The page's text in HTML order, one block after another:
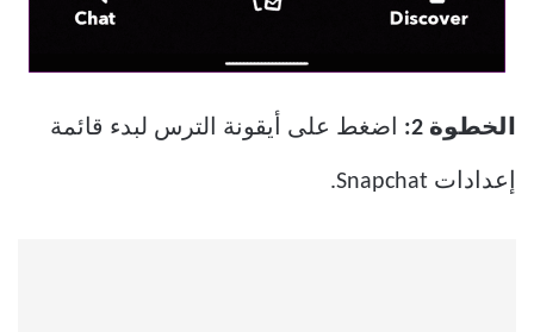
الخطوة 2: اضغط على أيقونة الترس لبدء قائمة
إعدادات Snapchat.